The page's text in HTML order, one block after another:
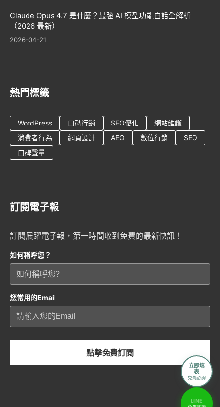
Claude Opus 4.7 是什麼？最強 AI 模型功能白話全解析
（2026 最新）
2026-04-21
熱門標籤
WordPress 口碑行銷 SEO優化
網站維護
消費者行為
網頁設計 AEO 數位行銷
SEO
口碑聲量
訂閱電子報
訂閱展躍電子報，第一時間收到免費的最新快訊！
如何稱呼您？
您常用的Email
點擊免費訂閱
立即填
表
免費諮詢
LINE